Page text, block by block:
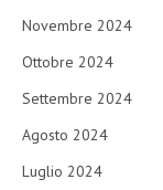
Novembre 2024
Ottobre 2024
Settembre 2024
Agosto 2024
Luglio 2024